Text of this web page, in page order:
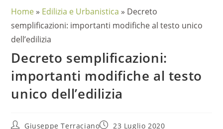
Home » Edilizia e Urbanistica » Decreto
semplificazioni: importanti modifiche al testo unico
dell’edilizia
Decreto semplificazioni:
importanti modifiche al testo
unico dell’edilizia
Giuseppe Terraciano
23 Luglio 2020